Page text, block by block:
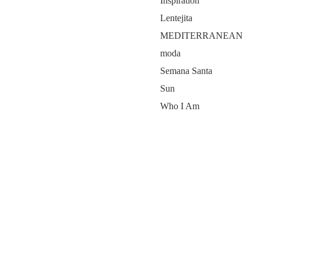
Lentejita
MEDITERRANEAN
moda
Semana Santa
Sun
Who I Am